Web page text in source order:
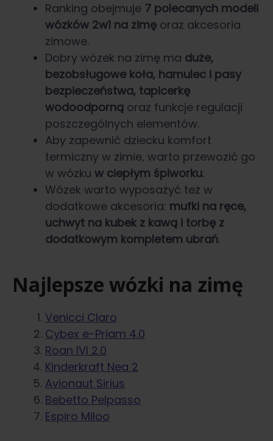
Ranking obejmuje 7 polecanych modeli
wózków 2w1 na zimę oraz akcesoria
zimowe.
Dobry wózek na zimę ma duże,
bezobsługowe koła, hamulec i pasy
bezpieczeństwa, tapicerkę
wodoodporną oraz funkcje regulacji
poszczególnych elementów.
Aby zapewnić dziecku komfort
termiczny w zimie, warto przewozić go
w wózku w ciepłym śpiworku.
Wózek warto wyposażyć też w
dodatkowe akcesoria: mufki na ręce,
uchwyt na kubek z kawą i torbę z
dodatkowym kompletem ubrań.
Najlepsze wózki na zimę
Venicci Claro
Cybex e-Priam 4.0
Roan IVI 2.0
Kinderkraft Nea 2
Avionaut Sirius
Bebetto Pelpasso
Espiro Miloo